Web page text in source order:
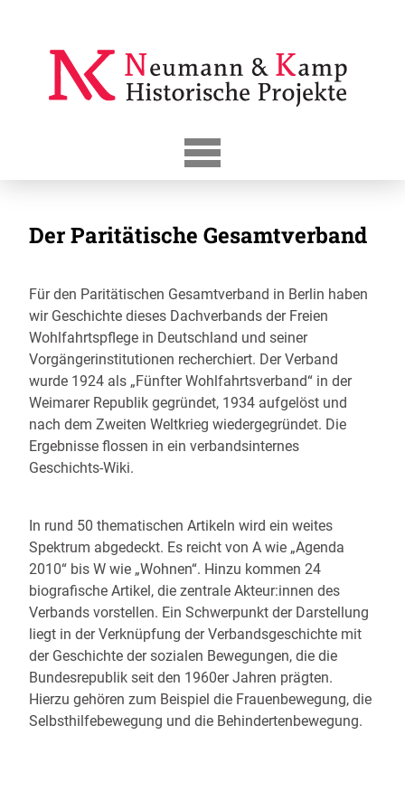
Der Paritätische Gesamtverband
Für den Paritätischen Gesamtverband in Berlin haben
wir Geschichte dieses Dachverbands der Freien
Wohlfahrtspflege in Deutschland und seiner
Vorgängerinstitutionen recherchiert. Der Verband
wurde 1924 als „Fünfter Wohlfahrtsverband“ in der
Weimarer Republik gegründet, 1934 aufgelöst und
nach dem Zweiten Weltkrieg wiedergegründet. Die
Ergebnisse flossen in ein verbandsinternes
Geschichts-Wiki.
In rund 50 thematischen Artikeln wird ein weites
Spektrum abgedeckt. Es reicht von A wie „Agenda
2010“ bis W wie „Wohnen“. Hinzu kommen 24
biografische Artikel, die zentrale Akteur:innen des
Verbands vorstellen. Ein Schwerpunkt der Darstellung
liegt in der Verknüpfung der Verbandsgeschichte mit
der Geschichte der sozialen Bewegungen, die die
Bundesrepublik seit den 1960er Jahren prägten.
Hierzu gehören zum Beispiel die Frauenbewegung, die
Selbsthilfebewegung und die Behindertenbewegung.